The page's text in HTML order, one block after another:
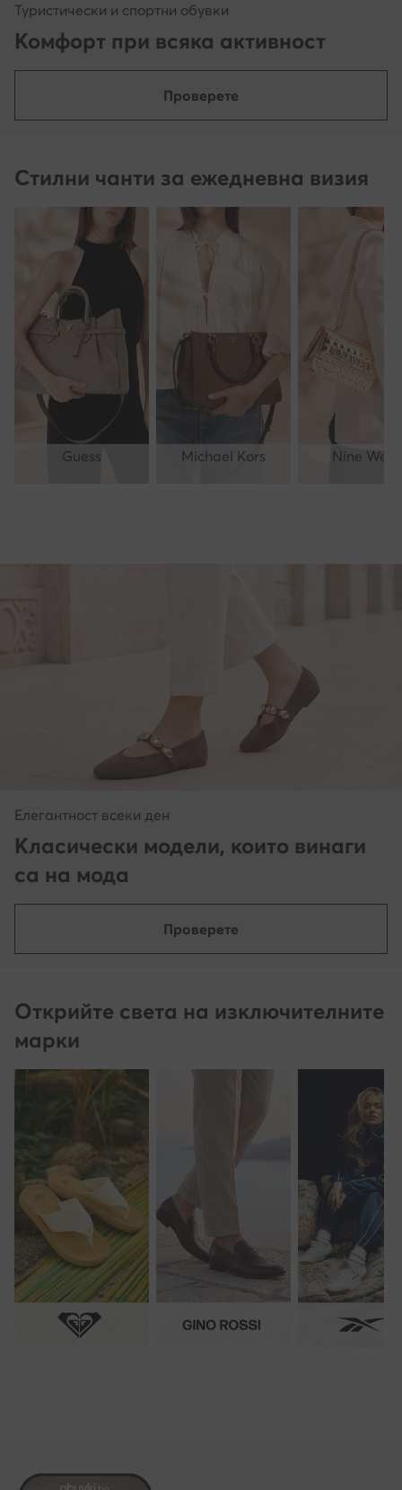
Туристически и спортни обувки
Комфорт при всяка активност
Проверете
Стилни чанти за ежедневна визия
Guess Michael Kors Nine West
Елегантност всеки ден
Класически модели, които винаги
са на мода
Проверете
Открийте света на изключителните
марки